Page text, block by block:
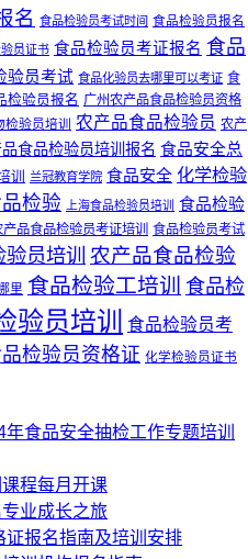
名 食品检验员考试时间 食品检验员报名
员证书 食品检验员考证报名 食品
验员考试 食品化验员去哪里可以考证 食
检验员报名 广州农产品食品检验员资格
检验员培训 农产品食品检验员 农产
食品检验员培训报名 食品安全总
训 兰冠教育学院 食品安全 化学检验
检验 上海食品检验员培训
食品检验
产品食品检验员考证培训 食品检验员考试
员培训 农产品食品检验
里 食品检验工培训
食品检
验员培训
食品检验员考
检验员资格证 化学检验员证书
食品安全抽检工作专题培训
程每月开课
业成长之旅
报名指南及培训安排